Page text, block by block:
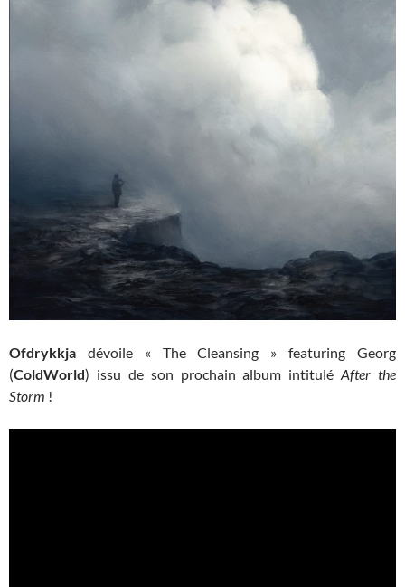
Ofdrykkja dévoile « The Cleansing » featuring Georg
(ColdWorld) issu de son prochain album intituléAfter the
Storm !